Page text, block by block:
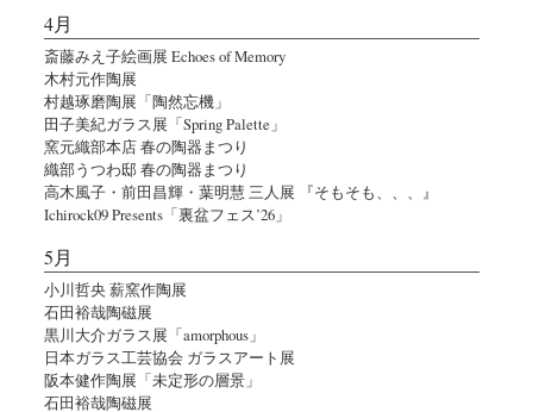
4月
斎藤みえ子絵画展 Echoes of Memory
木村元作陶展
村越琢磨陶展「陶然忘機」
田子美紀ガラス展「Spring Palette」
窯元織部本店 春の陶器まつり
織部うつわ邸 春の陶器まつり
高木風子・前田昌輝・葉明慧 三人展 『そもそも、、、』
Ichirock09 Presents「裏盆フェス’26」
5月
小川哲央 薪窯作陶展
石田裕哉陶磁展
黒川大介ガラス展「amorphous」
日本ガラス工芸協会 ガラスアート展
阪本健作陶展「未定形の層景」
石田裕哉陶磁展